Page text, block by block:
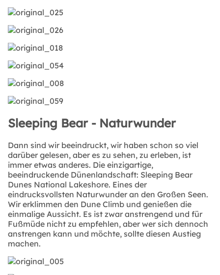
Sleeping Bear - Naturwunder
Dann sind wir beeindruckt, wir haben schon so viel
darüber gelesen, aber es zu sehen, zu erleben, ist
immer etwas anderes. Die einzigartige,
beeindruckende Dünenlandschaft: Sleeping Bear
Dunes National Lakeshore. Eines der
eindrucksvollsten Naturwunder an den Großen Seen.
Wir erklimmen den Dune Climb und genießen die
einmalige Aussicht. Es ist zwar anstrengend und für
Fußmüde nicht zu empfehlen, aber wer sich dennoch
anstrengen kann und möchte, sollte diesen Austieg
machen.